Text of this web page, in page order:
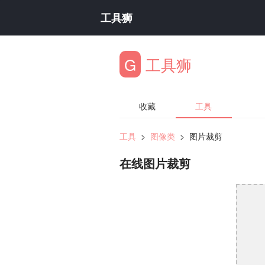
工具狮
G 工具狮
收藏 工具
工具 > 图像类 > 图片裁剪
在线图片裁剪